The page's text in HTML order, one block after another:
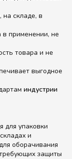
на складе, в
в применении, не
товара и не
выгодное
индустрии
для упаковки
и
оборачивания
защиты